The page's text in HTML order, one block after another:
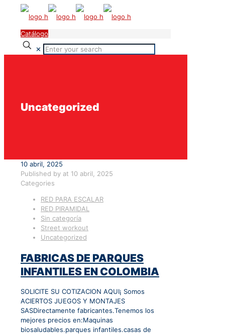
Catálogo
✕
Uncategorized
10 abril, 2025
Published by at 10 abril, 2025
Categories
RED PARA ESCALAR
RED PIRAMIDAL
Sin categoría
Street workout
Uncategorized
FABRICAS DE PARQUES
INFANTILES EN COLOMBIA
SOLICITE SU COTIZACION AQUI¡ Somos
ACIERTOS JUEGOS Y MONTAJES
SASDirectamente fabricantes.Tenemos los
mejores precios en:Maquinas
biosaludables.parques infantiles.casas de